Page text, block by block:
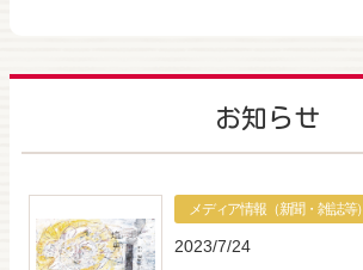
お知らせ
メディア情報（新聞・雑誌等）
2023/7/24